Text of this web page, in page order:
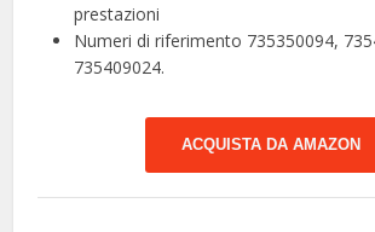
prestazioni
Numeri di riferimento 735350094,
735409024.
ACQUISTA DA AMAZON